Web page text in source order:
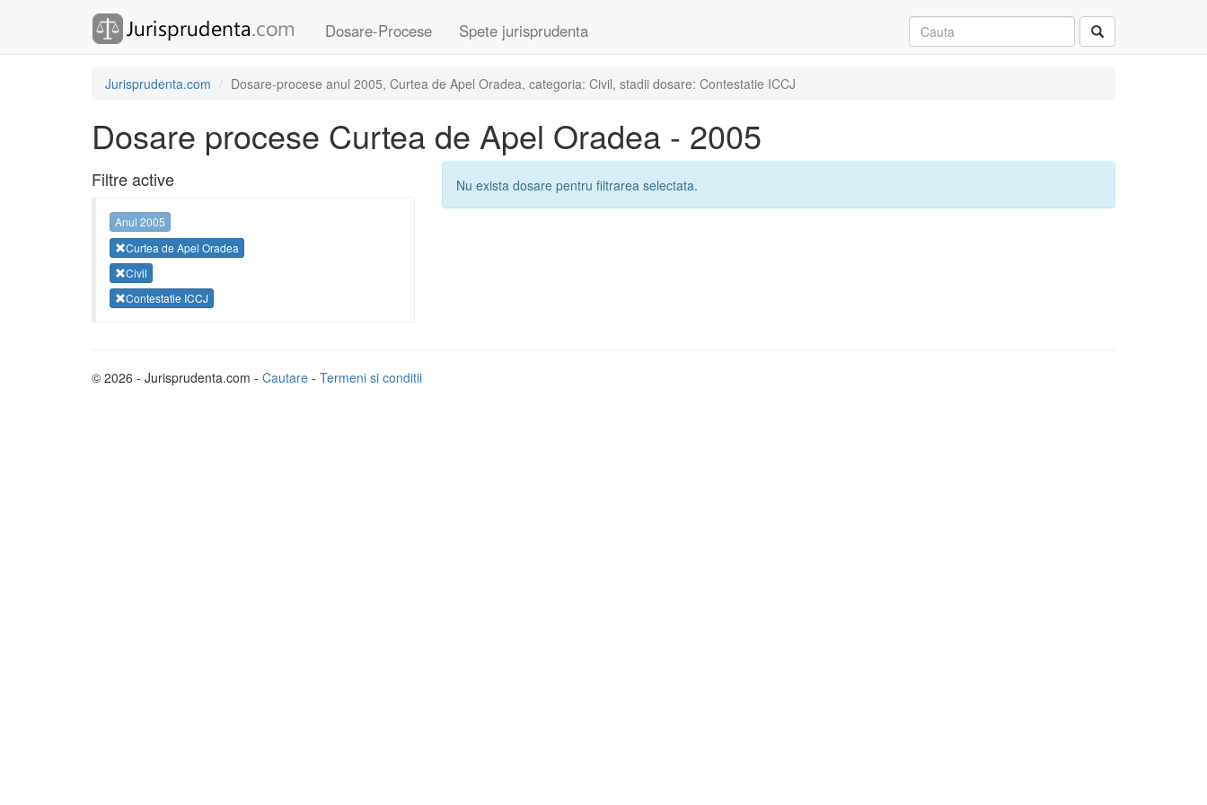
Dosare-Procese Spete jurisprudenta
Jurisprudenta.com Dosare-procese anul 2005, Curtea de Apel Oradea, categoria: Civil, stadii dosare: Contestatie ICCJ
Dosare procese Curtea de Apel Oradea - 2005
Filtre active
Anul 2005
Curtea de Apel Oradea
Civil
Contestatie ICCJ
Nu exista dosare pentru filtrarea selectata.
© 2026 - Jurisprudenta.com - Cautare - Termeni si conditii